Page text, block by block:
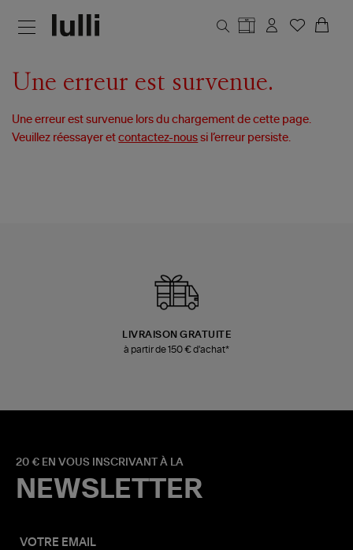
Une erreur est survenue.
Une erreur est survenue lors du chargement de cette page.
Veuillez réessayer etcontactez-nous si l’erreur persiste.
LIVRAISON GRATUITE
à partir de 150 € d'achat*
20 € EN VOUS INSCRIVANT À LA
NEWSLETTER